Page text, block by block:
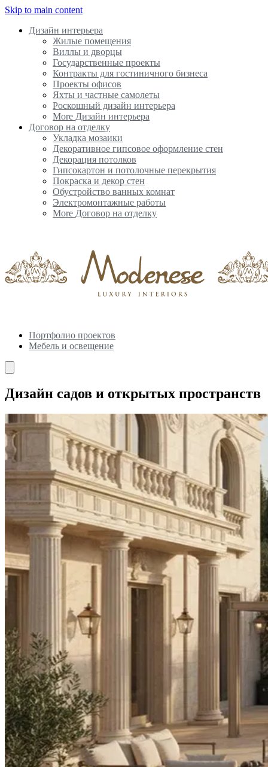
Skip to main content
Дизайн интерьера
Жилые помещения
Виллы и дворцы
Государственные проекты
Контракты для гостиничного бизнеса
Проекты офисов
Яхты и частные самолеты
Роскошный дизайн интерьера
More Дизайн интерьера
Договор на отделку
Укладка мозаики
Декоративное гипсовое оформление стен
Декорация потолков
Гипсокартон и потолочные перекрытия
Покраска и декор стен
Обустройство ванных комнат
Электромонтажные работы
More Договор на отделку
Портфолио проектов
Мебель и освещение
Дизайн садов и открытых пространств